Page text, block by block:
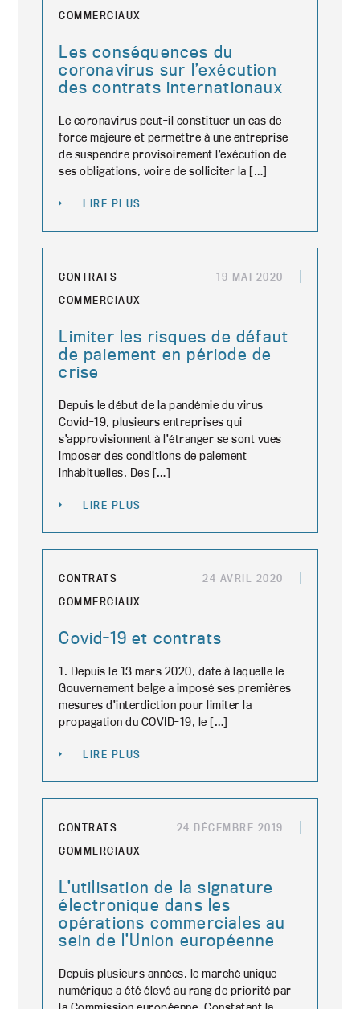
COMMERCIAUX
Les conséquences du
coronavirus sur l’exécution
des contrats internationaux
Le coronavirus peut-il constituer un cas de
force majeure et permettre à une entreprise
de suspendre provisoirement l’exécution de
ses obligations, voire de solliciter la […]
LIRE PLUS
CONTRATS
COMMERCIAUX
19 MAI 2020
Limiter les risques de défaut
de paiement en période de
crise
Depuis le début de la pandémie du virus
Covid-19, plusieurs entreprises qui
s’approvisionnent à l’étranger se sont vues
imposer des conditions de paiement
inhabituelles. Des […]
LIRE PLUS
CONTRATS
COMMERCIAUX
24 AVRIL 2020
Covid-19 et contrats
1. Depuis le 13 mars 2020, date à laquelle le
Gouvernement belge a imposé ses premières
mesures d’interdiction pour limiter la
propagation du COVID-19, le […]
LIRE PLUS
CONTRATS
COMMERCIAUX
24 DÉCEMBRE 2019
L’utilisation de la signature
électronique dans les
opérations commerciales au
sein de l’Union européenne
Depuis plusieurs années, le marché unique
numérique a été élevé au rang de priorité par